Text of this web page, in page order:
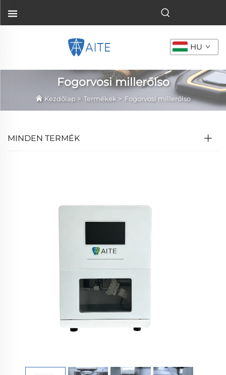
HU
Fogorvosi millerőlso
Kezdőlap > Termékek > Fogorvosi millerőlso
MINDEN TERMÉK